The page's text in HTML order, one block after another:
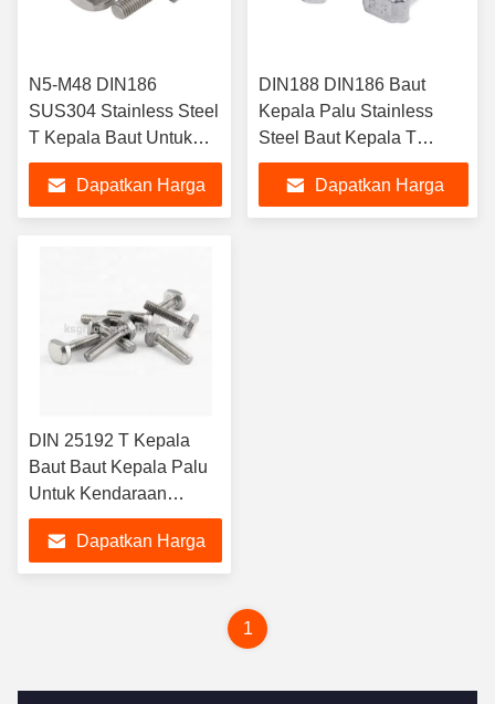
N5-M48 DIN186
SUS304 Stainless Steel
T Kepala Baut Untuk
Bangunan
Dapatkan Harga
DIN188 DIN186 Baut
Kepala Palu Stainless
Steel Baut Kepala T
Dengan Ujung Ganda
Dapatkan Harga
DIN 25192 T Kepala
Baut Baut Kepala Palu
Untuk Kendaraan
Kereta Api
Dapatkan Harga
1